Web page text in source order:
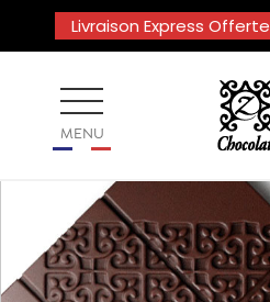
Livraison Express Offerte
MENU